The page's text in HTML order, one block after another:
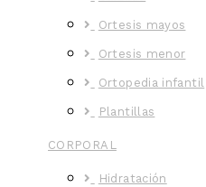
Ortesis mayos
Ortesis menor
Ortopedia infantil
Plantillas
CORPORAL
Hidratación